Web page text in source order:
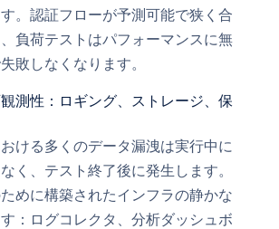
。認証フローが予測可能で狭く合
負荷テストはパフォーマンスに無
敗しなくなります。
測性：ロギング、ストレージ、保
ける多くのデータ漏洩は実行中に
く、テスト終了後に発生します。
めに構築されたインフラの静かな
：ログコレクタ、分析ダッシュボ